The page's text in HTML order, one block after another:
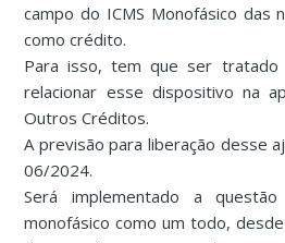
campo do ICMS Monofásico das
como crédito.
Para isso, tem que ser tratado
relacionar esse dispositivo na
Outros Créditos.
A previsão para liberação desse
06/2024.
Será implementado a
monofásico como um todo,